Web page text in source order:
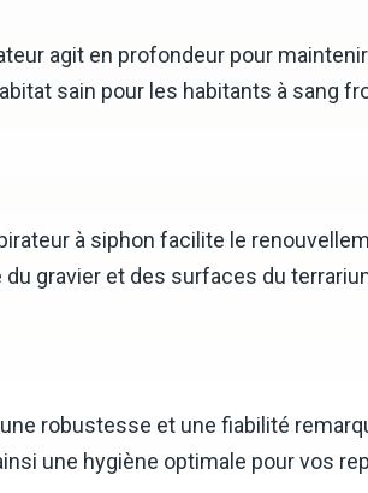
agit en profondeur pour
sain pour les habitants à sang
à siphon facilite le
gravier et des surfaces du
robustesse et une fiabilité
une hygiène optimale pour vos